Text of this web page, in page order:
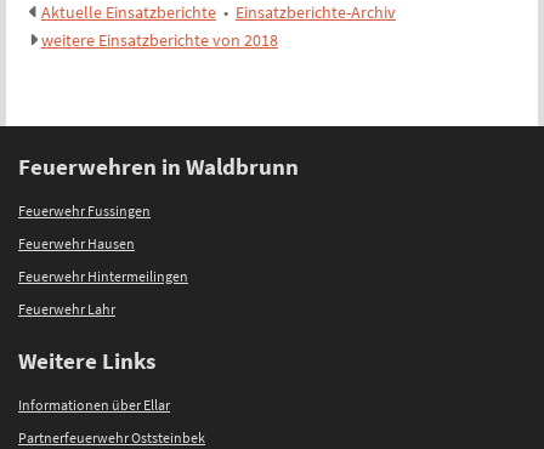
Aktuelle Einsatzberichte• Einsatzberichte-Archiv
weitere Einsatzberichte von 2018
Feuerwehren in Waldbrunn
Feuerwehr Fussingen
Feuerwehr Hausen
Feuerwehr Hintermeilingen
Feuerwehr Lahr
Weitere Links
Informationen über Ellar
Partnerfeuerwehr Oststeinbek